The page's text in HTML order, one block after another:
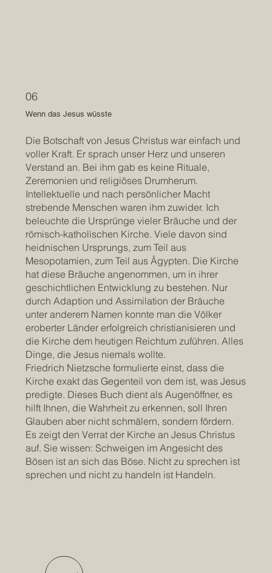
06
Wenn das Jesus wüsste
Die Botschaft von Jesus Christus war einfach und
voller Kraft. Er sprach unser Herz und unseren
Verstand an. Bei ihm gab es keine Rituale,
Zeremonien und religiöses Drumherum.
Intellektuelle und nach persönlicher Macht
strebende Menschen waren ihm zuwider. Ich
beleuchte die Ursprünge vieler Bräuche und der
römisch-katholischen Kirche. Viele davon sind
heidnischen Ursprungs, zum Teil aus
Mesopotamien, zum Teil aus Ägypten. Die Kirche
hat diese Bräuche angenommen, um in ihrer
geschichtlichen Entwicklung zu bestehen. Nur
durch Adaption und Assimilation der Bräuche
unter anderem Namen konnte man die Völker
eroberter Länder erfolgreich christianisieren und
die Kirche dem heutigen Reichtum zuführen. Alles
Dinge, die Jesus niemals wollte.
Friedrich Nietzsche formulierte einst, dass die
Kirche exakt das Gegenteil von dem ist, was Jesus
predigte. Dieses Buch dient als Augenöffner, es
hilft Ihnen, die Wahrheit zu erkennen, soll Ihren
Glauben aber nicht schmälern, sondern fördern.
Es zeigt den Verrat der Kirche an Jesus Christus
auf. Sie wissen: Schweigen im Angesicht des
Bösen ist an sich das Böse. Nicht zu sprechen ist
sprechen und nicht zu handeln ist Handeln.